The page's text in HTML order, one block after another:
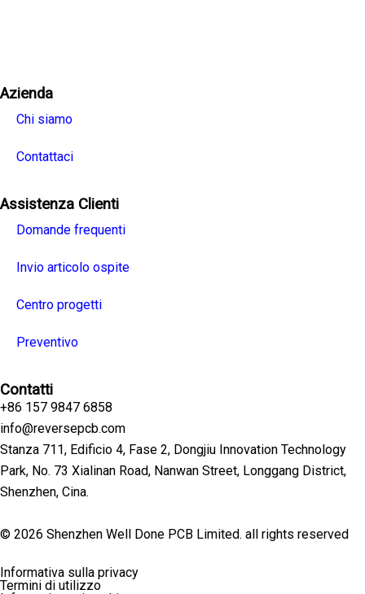
Azienda
Chi siamo
Contattaci
Assistenza Clienti
Domande frequenti
Invio articolo ospite
Centro progetti
Preventivo
Contatti
+86 157 9847 6858
info@reversepcb.com
Stanza 711, Edificio 4, Fase 2, Dongjiu Innovation Technology
Park, No. 73 Xialinan Road, Nanwan Street, Longgang District,
Shenzhen, Cina.
© 2026 Shenzhen Well Done PCB Limited. all rights reserved
Informativa sulla privacy
Termini di utilizzo